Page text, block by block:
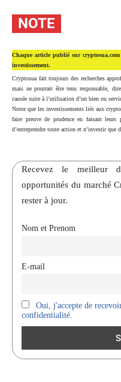
NOTE
Chaque article publié sur
investissement.
Cryptosua fait toujours des recherches
mais ne pourrait être tenu responsable,
causée suite à l’utilisation d’un bien ou
Notez que les investissements liés aux
faire preuve de prudence en faisant leurs
d’entreprendre toute action et n’investir que
Recevez le meilleur
opportunités du marché
rester à jour.
Nom et Prenom
E-mail
Oui, j'accepte de
confidentialité.